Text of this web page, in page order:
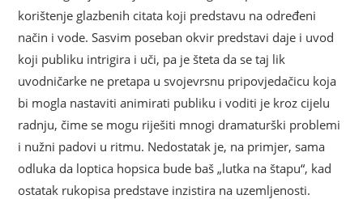
korištenje glazbenih citata koji predstavu na određeni
način i vode. Sasvim poseban okvir predstavi daje i uvod
koji publiku intrigira i uči, pa je šteta da se taj lik
uvodničarke ne pretapa u svojevrsnu pripovjedačicu koja
bi mogla nastaviti animirati publiku i voditi je kroz cijelu
radnju, čime se mogu riješiti mnogi dramaturški problemi
i nužni padovi u ritmu. Nedostatak je, na primjer, sama
odluka da loptica hopsica bude baš „lutka na štapu“, kad
ostatak rukopisa predstave inzistira na uzemljenosti.